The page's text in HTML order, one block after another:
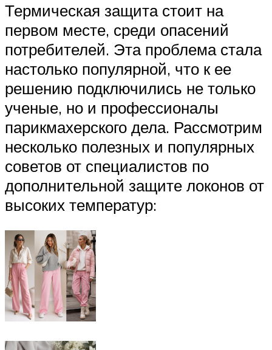
Термическая защита стоит на
первом месте, среди опасений
потребителей. Эта проблема стала
настолько популярной, что к ее
решению подключились не только
ученые, но и профессионалы
парикмахерского дела. Рассмотрим
несколько полезных и популярных
советов от специалистов по
дополнительной защите локонов от
высоких температур: